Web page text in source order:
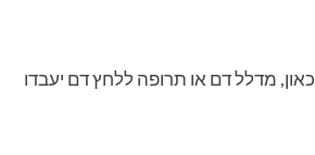
מדלל דם או תרופה ללחץ דם יעבדו